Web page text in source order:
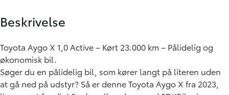
Beskrivelse
Toyota Aygo X 1,0 Active – Kørt 23.000 km – Pålidelig og
økonomisk bil.
Søger du en pålidelig bil, som kører langt på literen uden
at gå ned på udstyr? Så er denne Toyota Aygo X fra 2023,